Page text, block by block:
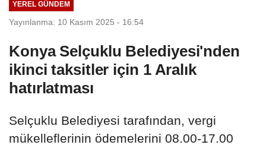
YEREL GÜNDEM
Yayınlanma: 10 Kasım 2025 - 16:54
Konya Selçuklu Belediyesi'nden
ikinci taksitler için 1 Aralık
hatırlatması
Selçuklu Belediyesi tarafından, vergi
mükelleflerinin ödemelerini 08.00-17.00